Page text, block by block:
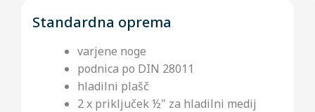
Standardna oprema
varjene noge
podnica po DIN 28011
hladilni plašč
2 x priključek ½" za hladilni medij